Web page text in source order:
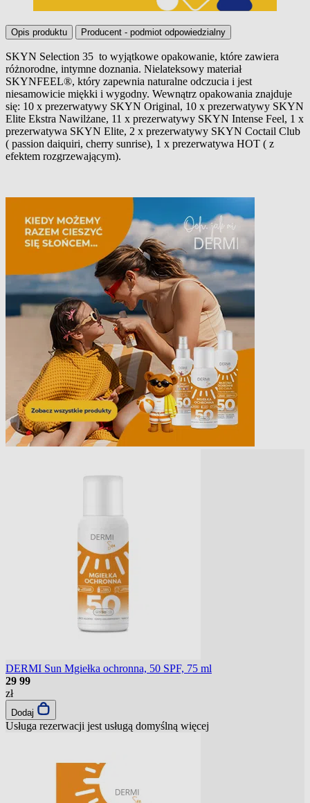
Opis produktu Producent - podmiot odpowiedzialny
Opis produktu
SKYN Selection 35 to wyjątkowe opakowanie, które zawiera
różnorodne, intymne doznania. Nielateksowy materiał
SKYNFEEL®, który zapewnia naturalne odczucia i jest
niesamowicie miękki i wygodny. Wewnątrz opakowania znajduje
się: 10 x prezerwatywy SKYN Original, 10 x prezerwatywy SKYN
Elite Ekstra Nawilżane, 11 x prezerwatywy SKYN Intense Feel, 1 x
prezerwatywa SKYN Elite, 2 x prezerwatywy SKYN Coctail Club
( passion daiquiri, cherry sunrise), 1 x prezerwatywa HOT ( z
efektem rozgrzewającym).
DERMI Sun Mgiełka ochronna, 50 SPF, 75 ml
29 99
zł
Dodaj
Usługa rezerwacji jest usługą domyślną więcej